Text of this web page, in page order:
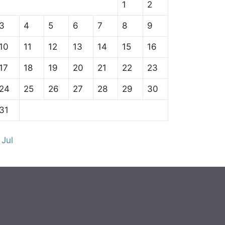
1 2
4 5 6 7 8 9
11 12 13 14 15 16
18 19 20 21 22 23
25 26 27 28 29 30
Jul